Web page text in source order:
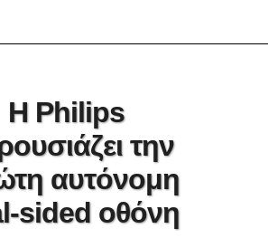
Η Philips
την
αυτόνομη
sided οθόνη